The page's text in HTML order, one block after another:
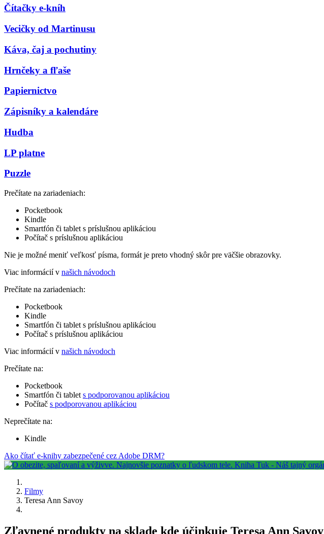
Čítačky e-kníh
Vecičky od Martinusu
Káva, čaj a pochutiny
Hrnčeky a fľaše
Papiernictvo
Zápisníky a kalendáre
Hudba
LP platne
Puzzle
Prečítate na zariadeniach:
Pocketbook
Kindle
Smartfón či tablet s príslušnou aplikáciou
Počítač s príslušnou aplikáciou
Nie je možné meniť veľkosť písma, formát je preto vhodný skôr pre väčšie obrazovky.
Viac informácií v našich návodoch
Prečítate na zariadeniach:
Pocketbook
Kindle
Smartfón či tablet s príslušnou aplikáciou
Počítač s príslušnou aplikáciou
Viac informácií v našich návodoch
Prečítate na:
Pocketbook
Smartfón či tablet s podporovanou aplikáciou
Počítač s podporovanou aplikáciou
Neprečítate na:
Kindle
Ako čítať e-knihy zabezpečené cez Adobe DRM?
Filmy
Teresa Ann Savoy
Zľavnené produkty na sklade kde účinkuje Teresa Ann Savoy